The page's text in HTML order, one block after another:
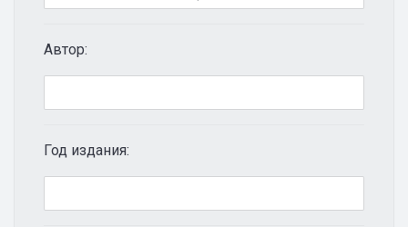
Автор:
Год издания: